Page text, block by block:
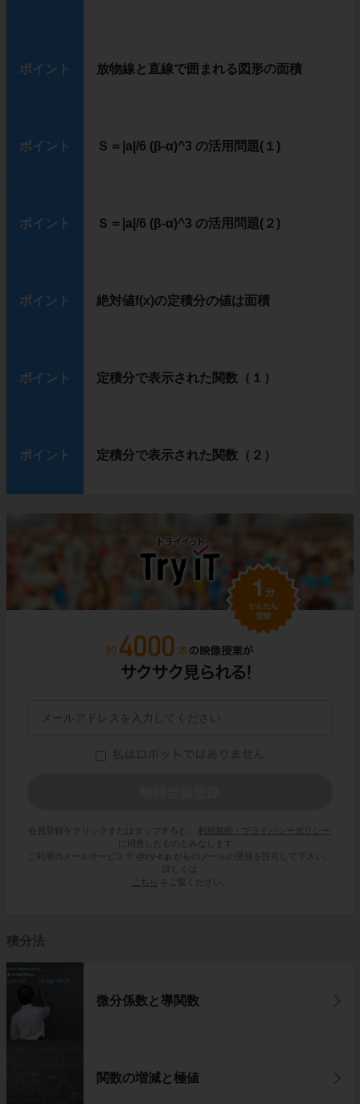
ポイント 放物線と直線で囲まれる図形の面積
ポイント Ｓ＝|a|/6 (β-α)^3 の活用問題(１)
ポイント Ｓ＝|a|/6 (β-α)^3 の活用問題(２)
ポイント 絶対値f(x)の定積分の値は面積
ポイント 定積分で表示された関数（１）
ポイント 定積分で表示された関数（２）
会員登録をクリックまたはタップすると、
利用規約・プライバシーポリシー
に同意したものとみなします。
ご利用のメールサービスで @try-it.jp からのメールの受信を許可して下さい。
詳しくは
こちら
をご覧ください。
積分法
微分係数と導関数
関数の増減と極値